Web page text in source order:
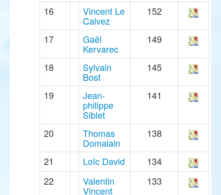
16 Vincent Le
Calvez
152
17 Gaël
Kervarec
149
18 Sylvain
Bost
145
19 Jean-
philippe
Siblet
141
20 Thomas
Domalain
138
21 Loïc David
134
22
Valentin
Vincent
133